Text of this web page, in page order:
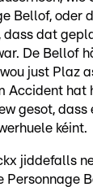
Bellof, oder
dass dat
De Bellof
just Plaz
Accident hat
gesot, dass
kéint.
jiddefalls
Personnage